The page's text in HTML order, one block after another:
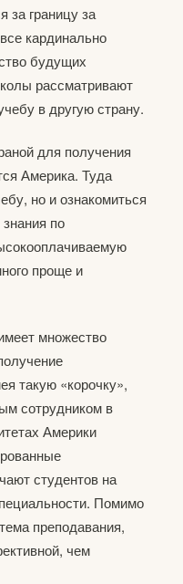
за границу за
кардинально
будущих
рассматривают
в другую страну.
для получения
Америка. Туда
но и ознакомиться
по
проще и
множество
такую «корочку»,
сотрудником в
Америки
студентов на
Помимо
преподавания,
чем